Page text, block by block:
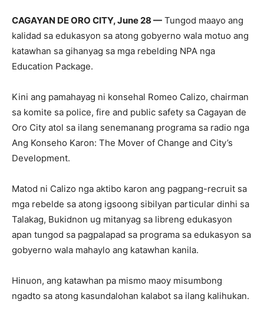
CAGAYAN DE ORO CITY, June 28 — Tungod maayo ang
kalidad sa edukasyon sa atong gobyerno wala motuo ang
katawhan sa gihanyag sa mga rebelding NPA nga
Education Package.
Kini ang pamahayag ni konsehal Romeo Calizo, chairman
sa komite sa police, fire and public safety sa Cagayan de
Oro City atol sa ilang senemanang programa sa radio nga
Ang Konseho Karon: The Mover of Change and City’s
Development.
Matod ni Calizo nga aktibo karon ang pagpang-recruit sa
mga rebelde sa atong igsoong sibilyan particular dinhi sa
Talakag, Bukidnon ug mitanyag sa libreng edukasyon
apan tungod sa pagpalapad sa programa sa edukasyon sa
gobyerno wala mahaylo ang katawhan kanila.
Hinuon, ang katawhan pa mismo maoy misumbong
ngadto sa atong kasundalohan kalabot sa ilang kalihukan.